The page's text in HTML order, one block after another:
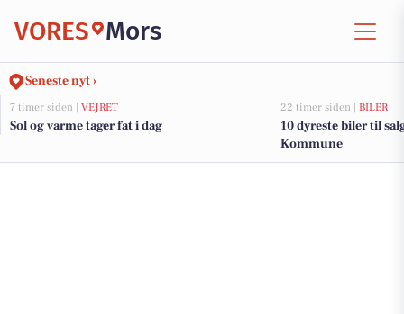
VORES Mors
Seneste nyt ›
7 timer siden | VEJRET
Sol og varme tager fat i dag
22 timer siden | BILER
10 dyreste biler til
Kommune